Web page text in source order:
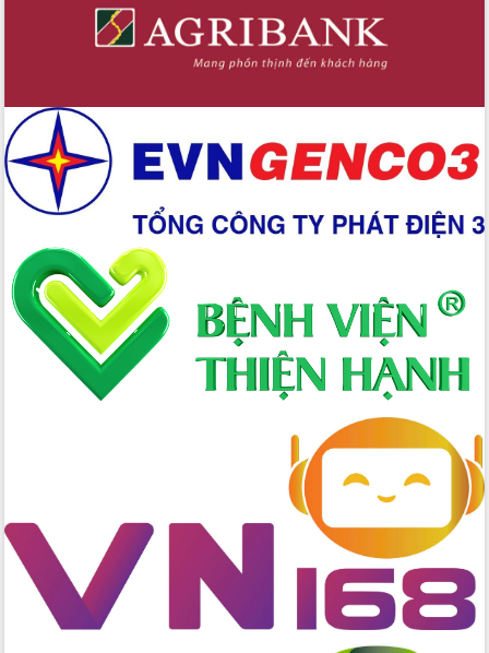
Xây dựng nền hành chính số đồng
hành cùng nông dân dân, doanh nghiệp
mới
Chuyển đổi số 'mở đường' cho nông
nghiệp Đắk Lắk tăng trưởng bứt phá
Triển khai đồng bộ đo đạc, lập hồ sơ
địa chính, hoàn thiện cơ sở dữ liệu đất
Ứng dụng sinh trắc học - Bước tiến
trong hành trình chuyển đổi số tại Đắk
Lắk
Đắk Lắk nâng cao hiệu quả công tác
Đảng từ Sổ tay đảng viên điện tử
Đắk Lắk đẩy mạnh nuôi biển công
Đắk Lắk phát động hưởng ứng Ngày
Quyền của người tiêu dùng Việt Nam
2026
Đẩy mạnh cải cách hành chính, quyết
tâm đạt được mục tiêu tăng trưởng